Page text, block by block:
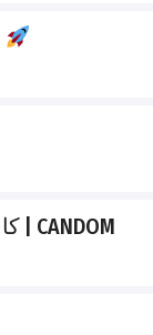
کاندوم هات | ربات محافظ لینک | CANDOM